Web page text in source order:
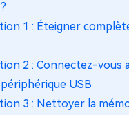
1 : Éteigner
2 : Connectez-vous
USB
3 : Nettoyer la